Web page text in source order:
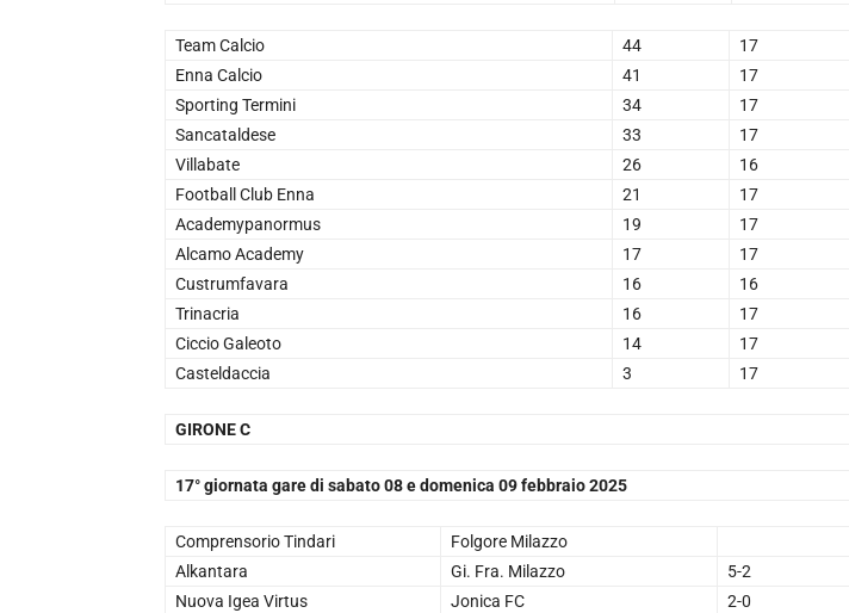
Team Calcio 44
17
Enna Calcio
41
17
Sporting Termini
34
17
Sancataldese
33
17
Villabate
26
16
Football Club Enna
21
17
Academypanormus
19
17
Alcamo Academy
17
17
Custrumfavara
16
16
Trinacria
16
17
Ciccio Galeoto
14
17
Casteldaccia
3 17
GIRONE C
17° giornata gare di sabato 08 e domenica 09 febbraio 2025
Comprensorio Tindari
Folgore Milazzo
Alkantara
Gi. Fra. Milazzo
5-2
Nuova Igea Virtus
Jonica FC
2-0